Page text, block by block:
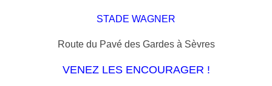
STADE WAGNER
Route du Pavé des Gardes à Sèvres
VENEZ LES ENCOURAGER !